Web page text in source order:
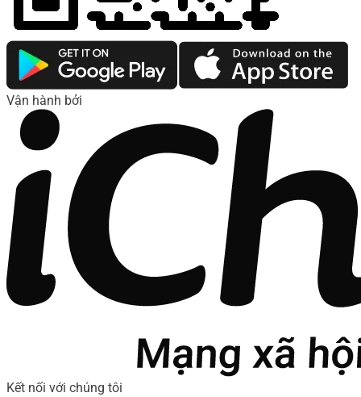
Vận hành bởi
Kết nối với chúng tôi